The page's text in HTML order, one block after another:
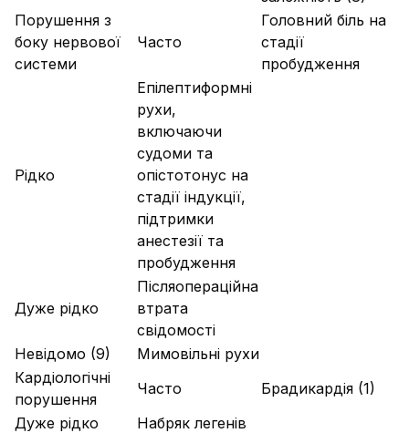
Порушення з
боку нервової
системи
Часто
Головний біль на
стадії
пробудження
Рідко
Епілептиформні
рухи,
включаючи
судоми та
опістотонус на
стадії індукції,
підтримки
анестезії та
пробудження
Дуже рідко
Післяопераційна
втрата
свідомості
Невідомо (9)
Мимовільні рухи
Кардіологічні
порушення
Часто
Брадикардія (1)
Дуже рідко
Набряк легенів